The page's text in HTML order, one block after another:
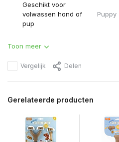
Geschikt voor
volwassen hond of
pup
Puppy
Toon meer
Vergelijk Delen
Gerelateerde producten